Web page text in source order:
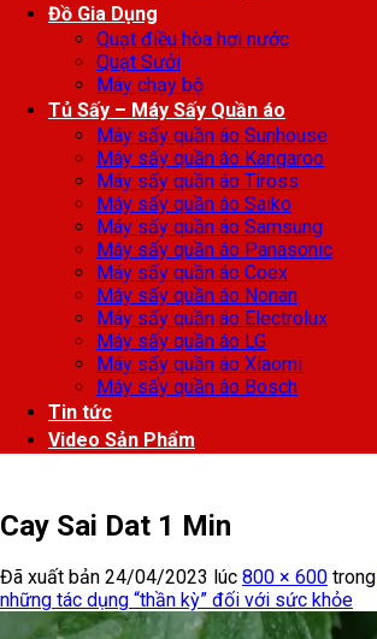
Đồ Gia Dụng
Quạt điều hòa hơi nước
Quạt Sưởi
Máy chạy bộ
Tủ Sấy – Máy Sấy Quần áo
Máy sấy quần áo Sunhouse
Máy sấy quần áo Kangaroo
Máy sấy quần áo Tiross
Máy sấy quần áo Saiko
Máy sấy quần áo Samsung
Máy sấy quần áo Panasonic
Máy sấy quần áo Coex
Máy sấy quần áo Nonan
Máy sấy quần áo Electrolux
Máy sấy quần áo LG
Máy sấy quần áo Xiaomi
Máy sấy quần áo Bosch
Tin tức
Video Sản Phẩm
Cay Sai Dat 1 Min
Đã xuất bản 24/04/2023 lúc 800 × 600 trong
những tác dụng “thần kỳ” đối với sức khỏe